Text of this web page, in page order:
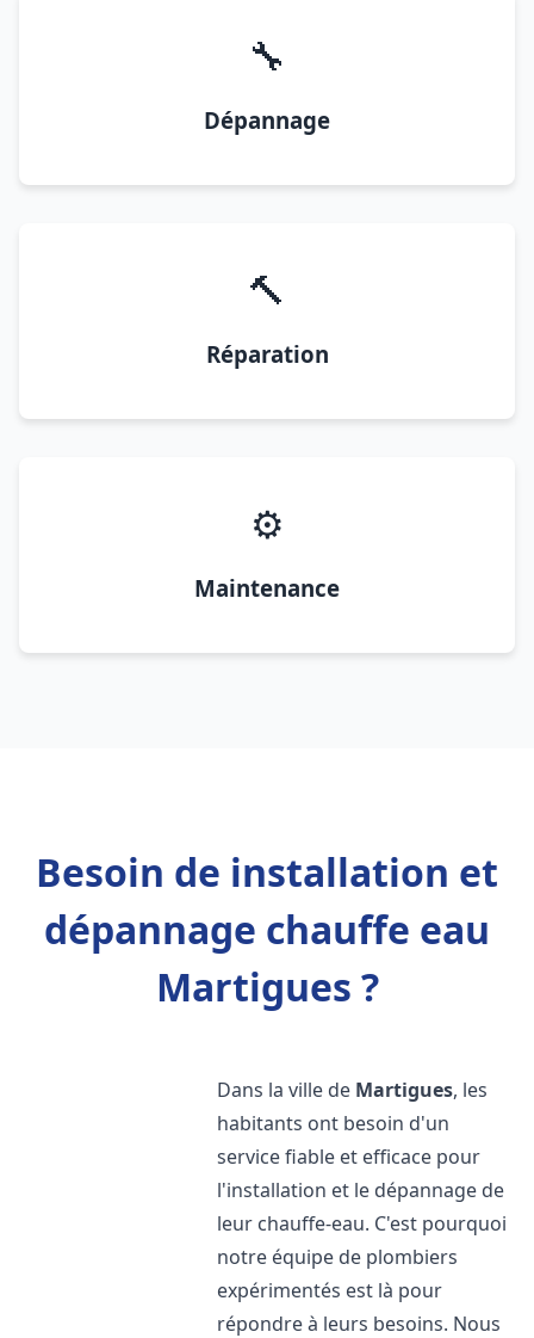
🔧
Dépannage
🔨
Réparation
⚙️
Maintenance
Besoin de installation et
dépannage chauffe eau
Martigues ?
Dans la ville de Martigues, les
habitants ont besoin d'un
service fiable et efficace pour
l'installation et le dépannage de
leur chauffe-eau. C'est pourquoi
notre équipe de plombiers
expérimentés est là pour
répondre à leurs besoins. Nous